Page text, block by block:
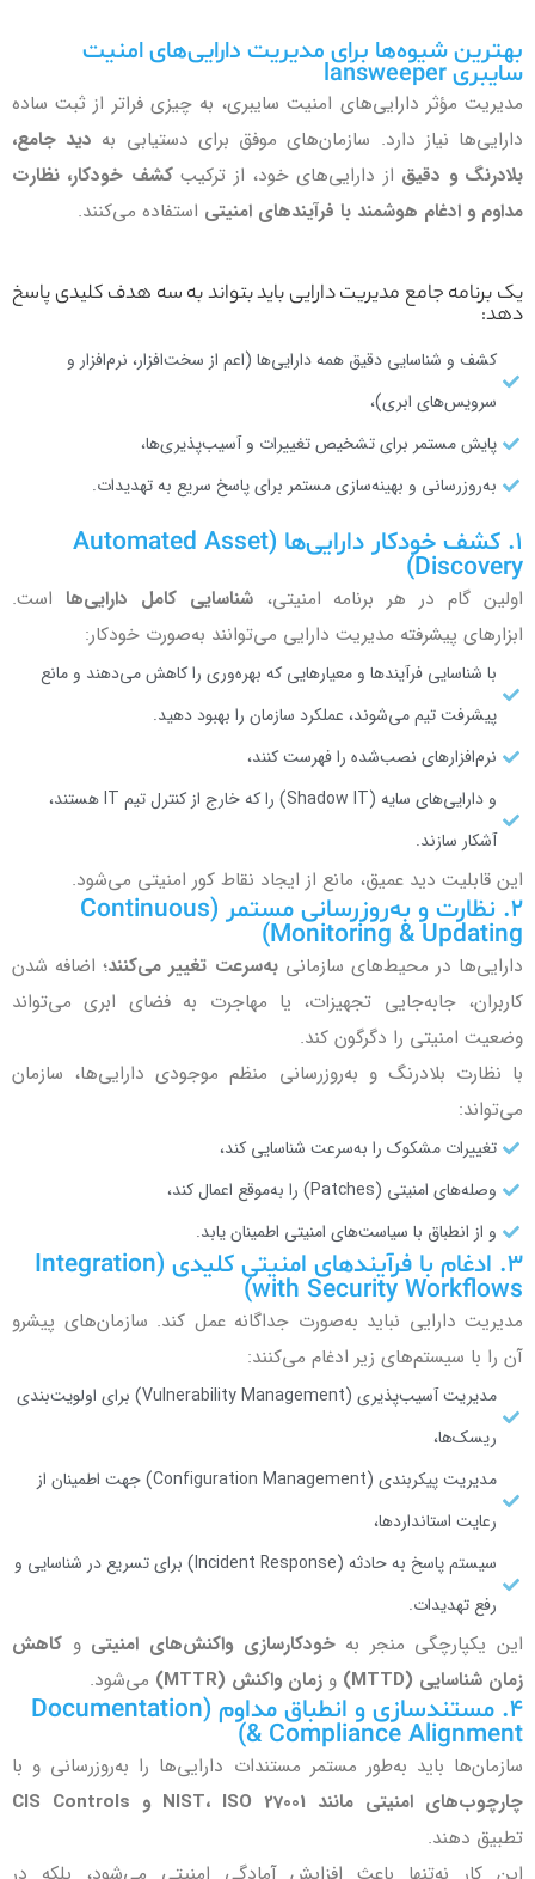
بهترین شیوه‌ها برای مدیریت دارایی‌های امنیت
سایبری lansweeper
مدیریت مؤثر دارایی‌های امنیت سایبری، به چیزی فراتر از ثبت ساده
دارایی‌ها نیاز دارد. سازمان‌های موفق برای دستیابی به دید جامع،
بلادرنگ و دقیق از دارایی‌های خود، از ترکیبکشف خودکار، نظارت
مداوم و ادغام هوشمند با فرآیندهای امنیتی استفاده می‌کنند.
یک برنامه جامع مدیریت دارایی باید بتواند به سه هدف کلیدی پاسخ
دهد:
کشف و شناسایی دقیق همه دارایی‌ها (اعم از سخت‌افزار، نرم‌افزار و
سرویس‌های ابری)،
پایش مستمر برای تشخیص تغییرات و آسیب‌پذیری‌ها،
به‌روزرسانی و بهینه‌سازی مستمر برای پاسخ سریع به تهدیدات.
۱. کشف خودکار دارایی‌ها (Automated Asset
Discovery)
اولین گام در هر برنامه امنیتی،شناسایی کامل دارایی‌ها است.
ابزارهای پیشرفته مدیریت دارایی می‌توانند به‌صورت خودکار:
با شناسایی فرآیندها و معیارهایی که بهره‌وری را کاهش می‌دهند و مانع
پیشرفت تیم می‌شوند، عملکرد سازمان را بهبود دهید.
نرم‌افزارهای نصب‌شده را فهرست کنند،
و دارایی‌های سایه (Shadow IT) را که خارج از کنترل تیم IT هستند،
آشکار سازند.
این قابلیت دید عمیق، مانع از ایجاد نقاط کور امنیتی می‌شود.
۲. نظارت و به‌روزرسانی مستمر (Continuous
Monitoring & Updating)
دارایی‌ها در محیط‌های سازمانیبه‌سرعت تغییر می‌کنند؛ اضافه شدن
کاربران، جابه‌جایی تجهیزات، یا مهاجرت به فضای ابری می‌تواند
وضعیت امنیتی را دگرگون کند.
با نظارت بلادرنگ و به‌روزرسانی منظم موجودی دارایی‌ها، سازمان
می‌تواند:
تغییرات مشکوک را به‌سرعت شناسایی کند،
وصله‌های امنیتی (Patches) را به‌موقع اعمال کند،
و از انطباق با سیاست‌های امنیتی اطمینان یابد.
۳. ادغام با فرآیندهای امنیتی کلیدی (Integration
with Security Workflows)
مدیریت دارایی نباید به‌صورت جداگانه عمل کند. سازمان‌های پیشرو
آن را با سیستم‌های زیر ادغام می‌کنند:
مدیریت آسیب‌پذیری (Vulnerability Management) برای اولویت‌بندی
ریسک‌ها،
مدیریت پیکربندی (Configuration Management) جهت اطمینان از
رعایت استانداردها،
سیستم پاسخ به حادثه (Incident Response) برای تسریع در شناسایی و
رفع تهدیدات.
این یکپارچگی منجر بهخودکارسازی واکنش‌های امنیتی و کاهش
زمان شناسایی (MTTD)
و زمان واکنش (MTTR) می‌شود.
۴. مستندسازی و انطباق مداوم (Documentation
& Compliance Alignment)
سازمان‌ها باید به‌طور مستمر مستندات دارایی‌ها را به‌روزرسانی و با
چارچوب‌های امنیتی مانند NIST، ISO 27001 و CIS Controls
تطبیق دهند.